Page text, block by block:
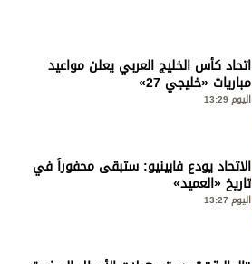
اتحاد كأس الخليج العربي يعلن مواعيد
مباريات «خليجي 27»
اليوم 13:29
الاتحاد يودع فابينيو: ستبقى محفوراً في
تاريخ «العميد»
اليوم 13:27